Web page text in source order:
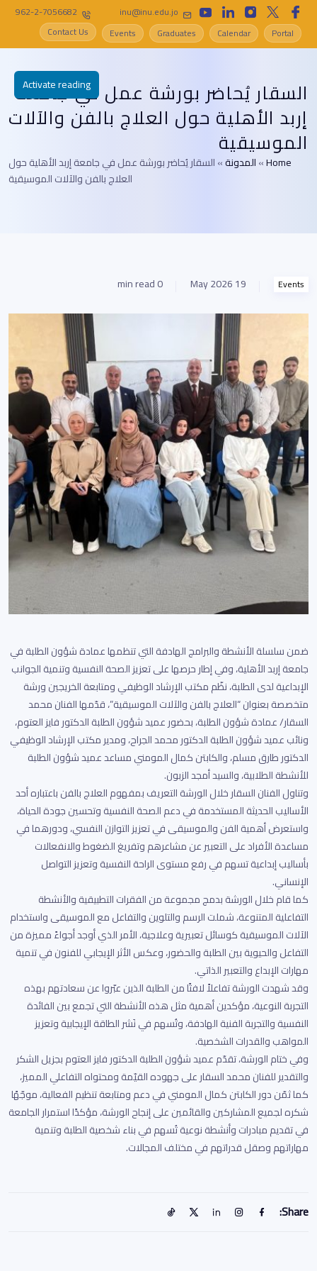
inu@inu.edu.jo
962-2-7056682
Portal
Calendar
Graduates
Events
Contact Us
السقار يُحاضر بورشة عمل في جامعة
إربد الأهلية حول العلاج بالفن والآلات
الموسيقية
Home
»المدونة»السقار يُحاضر بورشة عمل في جامعة إربد الأهلية حول
العلاج بالفن والآلات الموسيقية
Events
19 May 2026
0 min read
ضمن سلسلة الأنشطة والبرامج الهادفة التي تنظمها عمادة شؤون الطلبة في
جامعة إربد الأهلية، وفي إطار حرصها على تعزيز الصحة النفسية وتنمية الجوانب
الإبداعية لدى الطلبة، نظّم مكتب الإرشاد الوظيفي ومتابعة الخريجين ورشة
متخصصة بعنوان “العلاج بالفن والآلات الموسيقية”، قدّمها الفنان محمد
السقار/ عمادة شؤون الطلبة، بحضور عميد شؤون الطلبة الدكتور فايز العتوم،
ونائب عميد شؤون الطلبة الدكتور محمد الجراح، ومدير مكتب الإرشاد الوظيفي
الدكتور طارق مسلم، والكابتن كمال المومني مساعد عميد شؤون الطلبة
للأنشطة الطلابية، والسيد أمجد الزبون.
وتناول الفنان السقار خلال الورشة التعريف بمفهوم العلاج بالفن باعتباره أحد
الأساليب الحديثة المستخدمة في دعم الصحة النفسية وتحسين جودة الحياة،
واستعرض أهمية الفن والموسيقى في تعزيز التوازن النفسي، ودورهما في
مساعدة الأفراد على التعبير عن مشاعرهم وتفريغ الضغوط والانفعالات
بأساليب إبداعية تسهم في رفع مستوى الراحة النفسية وتعزيز التواصل
الإنساني.
كما قام خلال الورشة بدمج مجموعة من الفقرات التطبيقية والأنشطة
التفاعلية المتنوعة، شملت الرسم والتلوين والتفاعل مع الموسيقى واستخدام
الآلات الموسيقية كوسائل تعبيرية وعلاجية، الأمر الذي أوجد أجواءً مميزة من
التفاعل والحيوية بين الطلبة والحضور، وعكس الأثر الإيجابي للفنون في تنمية
مهارات الإبداع والتعبير الذاتي.
وقد شهدت الورشة تفاعلاً لافتًا من الطلبة الذين عبّروا عن سعادتهم بهذه
التجربة النوعية، مؤكدين أهمية مثل هذه الأنشطة التي تجمع بين الفائدة
النفسية والتجربة الفنية الهادفة، وتُسهم في نَشر الطاقة الإيجابية وتعزيز
المواهب والقدرات الشخصية.
وفي ختام الورشة، تقدّم عميد شؤون الطلبة الدكتور فايز العتوم بجزيل الشكر
والتقدير للفنان محمد السقار على جهوده القيّمة ومحتواه التفاعلي المميز،
كما ثمّن دور الكابتن كمال المومني في دعم ومتابعة تنظيم الفعالية، موجّهًا
شكره لجميع المشاركين والقائمين على إنجاح الورشة، مؤكدًا استمرار الجامعة
في تقديم مبادرات وأنشطة نوعية تُسهم في بناء شخصية الطلبة وتنمية
مهاراتهم وصقل قدراتهم في مختلف المجالات.
Share:
Activate reading